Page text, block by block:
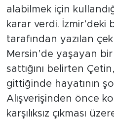
alabilmek için
karar verdi. İzmir’deki
tarafından yazılan çek
Mersin’de yaşayan
sattığını belirten
gittiğinde hayatının
Alışverişinden önce
karşılıksız çıkması